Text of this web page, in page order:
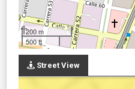
200 m
500 ft
Street View